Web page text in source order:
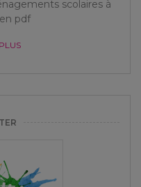
scolaires à
pdf